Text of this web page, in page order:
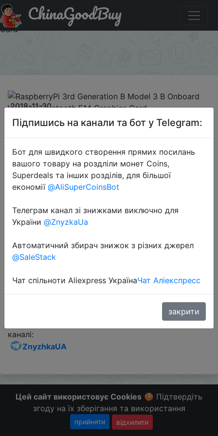
Купити по знижці ACDL1130N RaspberryPi 3rd Generation
B Model 3 B Onboard Wifi and Bluetooth E14 Graphics
Card
ChinaGoodBuy
2018-11-30
RaspberryPi 3rd Generation B Model
3 B Onboard Wifi and Bluetooth E14
Graphics Card
$39.99
Промокод:
Слідкуйте за знижками на мобільному, в телеграм
каналі:
ZnyzhkaUA
Цей сайт використовує Cookies 🍪 Підтвердіть
згоду на їх зберігання та використання
прийняти відхилити
Підпишись на канали та бот у Telegram:
Бот для швидкого створення прямих посилань
вашого товару на роздліли монет Coins,
Superdeals та інших розділів, для більшої
економії @AliSuperCoinsBot
Телеграм канал зі знижками виключно для
України @ZnyzkaUa
Автоматичний збирач знижок з різних джерел
@SaleStack
Чат спільноти Aliexpress УкраїнаЧат Аліекспресс
закрити